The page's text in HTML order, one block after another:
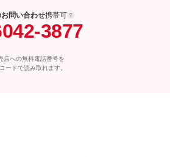
問い合わせ携帯可
3877
店への無料電話番号を
ードで読み取れます。